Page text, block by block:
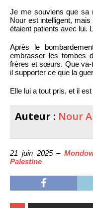
Je me souviens que sa
Nour est intelligent,
étaient patients avec lui.
Après le
embrasser les tombes
frères et sœurs. Que va-
il supporter ce que la
Elle lui a tout pris, et il
Auteur : Nour
21 juin 2025 –
Palestine